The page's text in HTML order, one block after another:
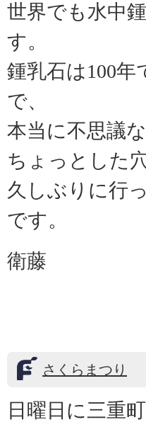
世界でも水中
す。
鍾乳石は100
で、
本当に不思議
ちょっとした
久しぶりに行
です。
衛藤
さくらまつり
日曜日に三重